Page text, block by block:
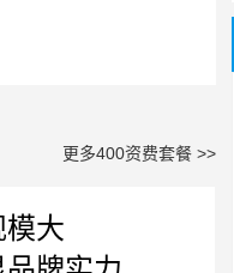
更多400资费套餐 >>
模大